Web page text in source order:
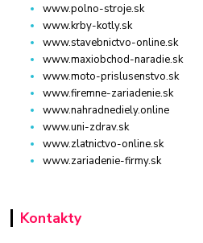
www.polno-stroje.sk
www.krby-kotly.sk
www.stavebnictvo-online.sk
www.maxiobchod-naradie.sk
www.moto-prislusenstvo.sk
www.firemne-zariadenie.sk
www.nahradnediely.online
www.uni-zdrav.sk
www.zlatnictvo-online.sk
www.zariadenie-firmy.sk
Kontakty